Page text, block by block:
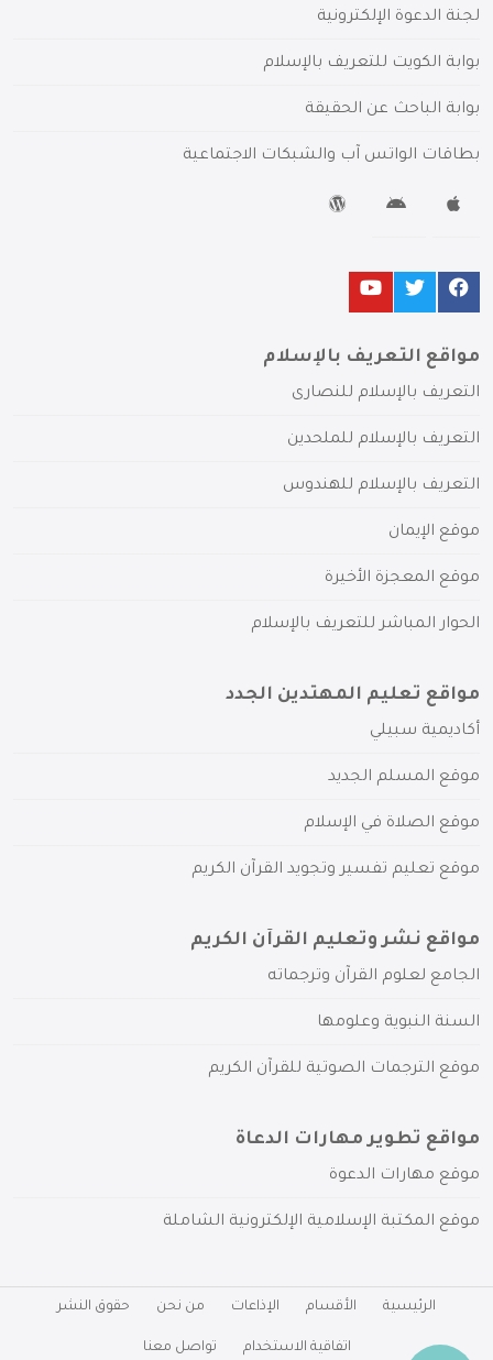
لجنة الدعوة الإلكترونية
بوابة الكويت للتعريف بالإسلام
بوابة الباحث عن الحقيقة
بطاقات الواتس آب والشبكات الاجتماعية
مواقع التعريف بالإسلام
التعريف بالإسلام للنصارى
التعريف بالإسلام للملحدين
التعريف بالإسلام للهندوس
موقع الإيمان
موقع المعجزة الأخيرة
الحوار المباشر للتعريف بالإسلام
مواقع تعليم المهتدين الجدد
أكاديمية سبيلي
موقع المسلم الجديد
موقع الصلاة في الإسلام
موقع تعليم تفسير وتجويد القرآن الكريم
مواقع نشر وتعليم القرآن الكريم
الجامع لعلوم القرآن وترجماته
السنة النبوية وعلومها
موقع الترجمات الصوتية للقرآن الكريم
مواقع تطوير مهارات الدعاة
موقع مهارات الدعوة
موقع المكتبة الإسلامية الإلكترونية الشاملة
الرئيسية الأقسام الإذاعات من نحن حقوق النشر
اتفاقية الاستخدام تواصل معنا